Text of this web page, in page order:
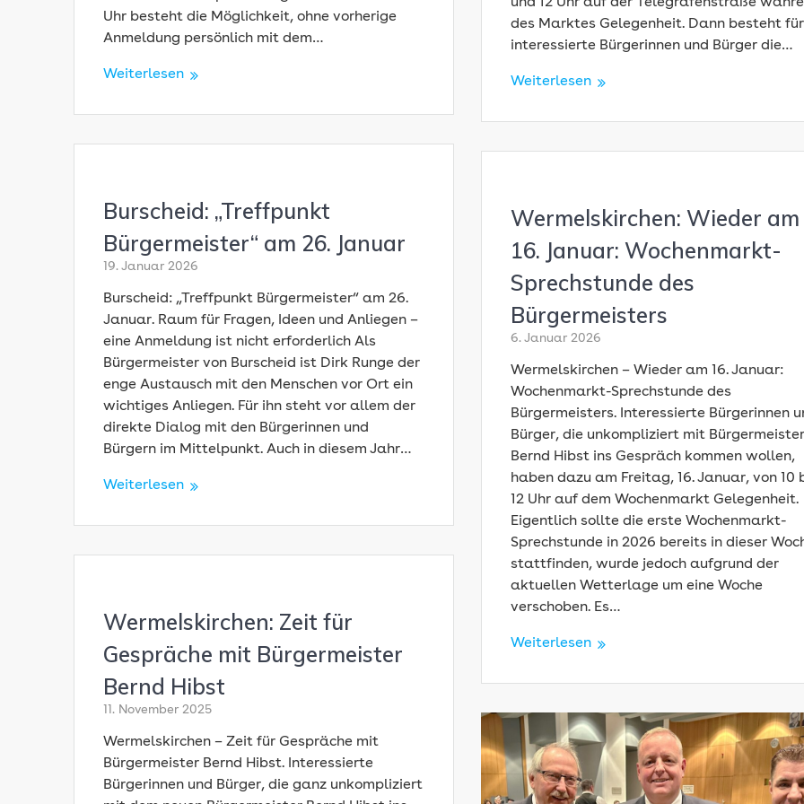
Uhr besteht die Möglichkeit, ohne vorherige
Anmeldung persönlich mit dem…
Weiterlesen
des Marktes Gelegenheit. Dann besteht für
interessierte Bürgerinnen und Bürger die…
Weiterlesen
Burscheid: „Treffpunkt
Bürgermeister“ am 26. Januar
19. Januar 2026
Burscheid: „Treffpunkt Bürgermeister“ am 26.
Januar. Raum für Fragen, Ideen und Anliegen –
eine Anmeldung ist nicht erforderlich Als
Bürgermeister von Burscheid ist Dirk Runge der
enge Austausch mit den Menschen vor Ort ein
wichtiges Anliegen. Für ihn steht vor allem der
direkte Dialog mit den Bürgerinnen und
Bürgern im Mittelpunkt. Auch in diesem Jahr…
Weiterlesen
Wermelskirchen: Wieder am
16. Januar: Wochenmarkt-
Sprechstunde des
Bürgermeisters
6. Januar 2026
Wermelskirchen – Wieder am 16. Januar:
Wochenmarkt-Sprechstunde des
Bürgermeisters. Interessierte Bürgerinnen
Bürger, die unkompliziert mit Bürgermeister
Bernd Hibst ins Gespräch kommen wollen,
haben dazu am Freitag, 16. Januar, von 10
12 Uhr auf dem Wochenmarkt Gelegenheit.
Eigentlich sollte die erste Wochenmarkt-
Sprechstunde in 2026 bereits in dieser
stattfinden, wurde jedoch aufgrund der
aktuellen Wetterlage um eine Woche
verschoben. Es…
Weiterlesen
Wermelskirchen: Zeit für
Gespräche mit Bürgermeister
Bernd Hibst
11. November 2025
Wermelskirchen – Zeit für Gespräche mit
Bürgermeister Bernd Hibst. Interessierte
Bürgerinnen und Bürger, die ganz unkompliziert